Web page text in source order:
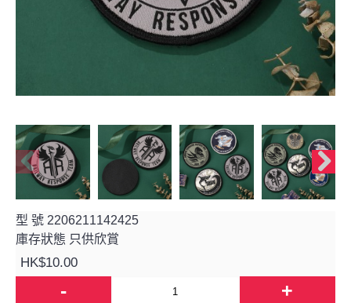
型 號 2206211142425
庫存狀態 只供欣賞
HK$10.00
- +